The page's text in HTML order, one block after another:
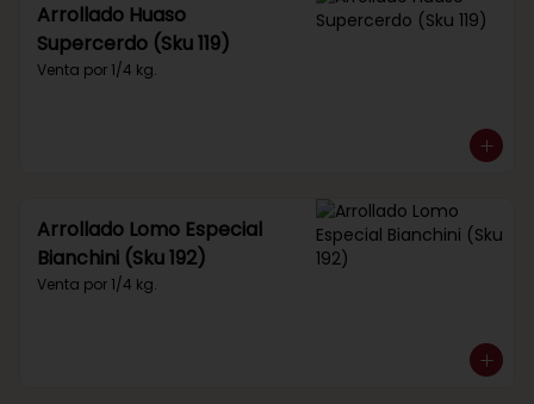
Arrollado Huaso
Supercerdo (Sku 119)
Venta por 1/4 kg.
Arrollado Lomo Especial
Bianchini (Sku 192)
Venta por 1/4 kg.